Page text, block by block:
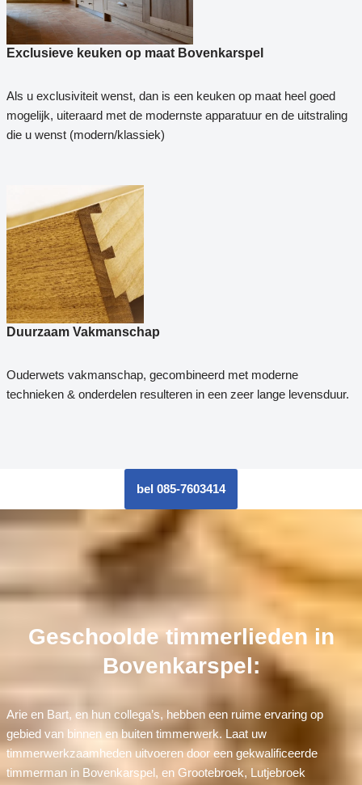
Exclusieve keuken op maat Bovenkarspel
Als u exclusiviteit wenst, dan is een keuken op maat heel goed
mogelijk, uiteraard met de modernste apparatuur en de uitstraling
die u wenst (modern/klassiek)
Duurzaam Vakmanschap
Ouderwets vakmanschap, gecombineerd met moderne
technieken & onderdelen resulteren in een zeer lange levensduur.
bel 085-7603414
Geschoolde timmerlieden in
Bovenkarspel:
Arie en Bart, en hun collega’s, hebben een ruime ervaring op
gebied van binnen en buiten timmerwerk. Laat uw
timmerwerkzaamheden uitvoeren door een gekwalificeerde
timmerman in Bovenkarspel, en Grootebroek, Lutjebroek